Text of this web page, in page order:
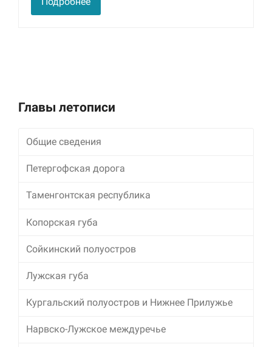
Главы летописи
Общие сведения
Петергофская дорога
Таменгонтская республика
Копорская губа
Сойкинский полуостров
Лужская губа
Кургальский полуостров и Нижнее Прилужье
Нарвско-Лужское междуречье